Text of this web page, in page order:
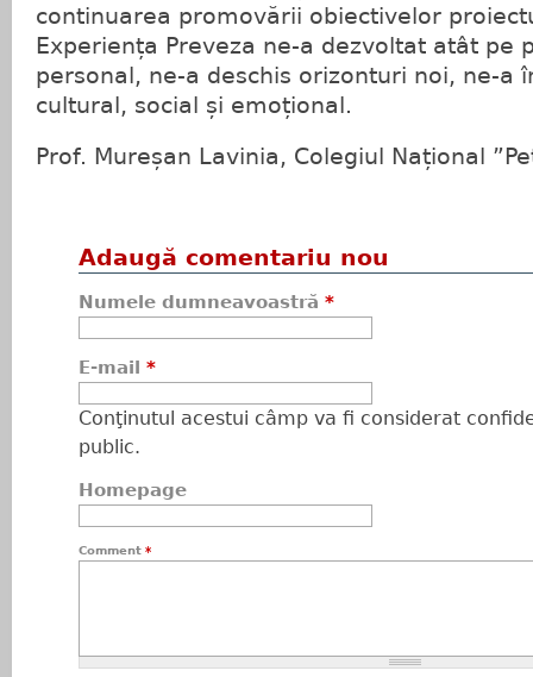
continuarea promovării obiectivelor
Experiența Preveza ne-a dezvoltat atât pe
personal, ne-a deschis orizonturi noi, ne-a
cultural, social și emoțional.
Prof. Mureșan Lavinia, Colegiul Național
Adaugă comentariu nou
Numele dumneavoastră *
E-mail *
Conţinutul acestui câmp va fi considerat
public.
Homepage
Comment *